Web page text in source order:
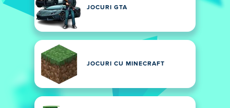
JOCURI GTA
JOCURI CU MINECRAFT